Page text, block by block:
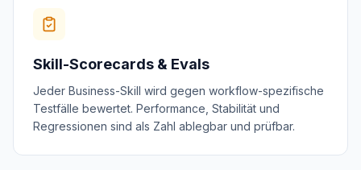
Skill-Scorecards & Evals
Jeder Business-Skill wird gegen workflow-spezifische
Testfälle bewertet. Performance, Stabilität und
Regressionen sind als Zahl ablegbar und prüfbar.